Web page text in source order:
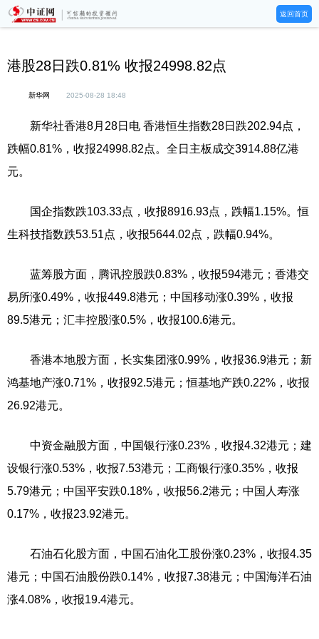
返回首页
港股28日跌0.81% 收报24998.82点
新华网 2025-08-28 18:48
新华社香港8月28日电 香港恒生指数28日跌202.94点，
跌幅0.81%，收报24998.82点。全日主板成交3914.88亿港
元。
国企指数跌103.33点，收报8916.93点，跌幅1.15%。恒
生科技指数跌53.51点，收报5644.02点，跌幅0.94%。
蓝筹股方面，腾讯控股跌0.83%，收报594港元；香港交
易所涨0.49%，收报449.8港元；中国移动涨0.39%，收报
89.5港元；汇丰控股涨0.5%，收报100.6港元。
香港本地股方面，长实集团涨0.99%，收报36.9港元；新
鸿基地产涨0.71%，收报92.5港元；恒基地产跌0.22%，收报
26.92港元。
中资金融股方面，中国银行涨0.23%，收报4.32港元；建
设银行涨0.53%，收报7.53港元；工商银行涨0.35%，收报
5.79港元；中国平安跌0.18%，收报56.2港元；中国人寿涨
0.17%，收报23.92港元。
石油石化股方面，中国石油化工股份涨0.23%，收报4.35
港元；中国石油股份跌0.14%，收报7.38港元；中国海洋石油
涨4.08%，收报19.4港元。